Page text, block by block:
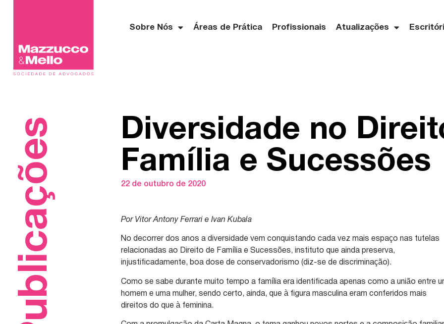
Sobre Nós Áreas de Prática Profissionais Atualizações
Publicações
Diversidade no
Família e Sucessões
22 de outubro de 2020
Por Vitor Antony Ferrari e Ivan Kubala
No decorrer dos anos a diversidade vem conquistando cada vez mais espaço nas tutelas
relacionadas ao Direito de Família e Sucessões, instituto que ainda preserva,
injustificadamente, boa dose de conservadorismo (diz-se de discriminação).
Como se sabe durante muito tempo a família era identificada apenas como a união entre
homem e uma mulher, sendo certo, ainda, que à figura masculina eram conferidos mais
direitos do que à feminina.